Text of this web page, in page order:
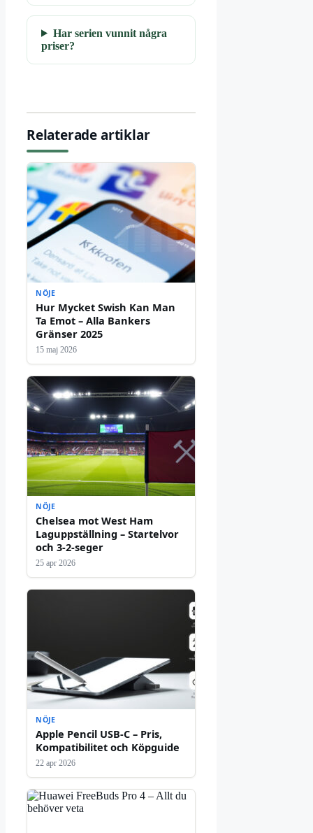
Har serien vunnit några
priser?
Relaterade artiklar
NÖJE
Hur Mycket Swish Kan Man
Ta Emot – Alla Bankers
Gränser 2025
15 maj 2026
NÖJE
Chelsea mot West Ham
Laguppställning – Startelvor
och 3-2-seger
25 apr 2026
NÖJE
Apple Pencil USB-C – Pris,
Kompatibilitet och Köpguide
22 apr 2026